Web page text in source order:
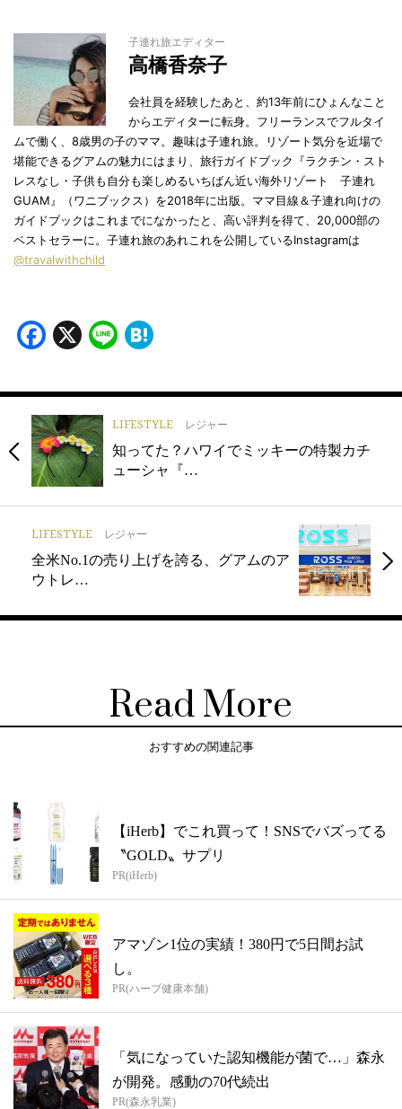
子連れ旅エディター
高橋香奈子
会社員を経験したあと、約13年前にひょんなこと
からエディターに転身。フリーランスでフルタイ
ムで働く、8歳男の子のママ。趣味は子連れ旅。リゾート気分を近場で
堪能できるグアムの魅力にはまり、旅行ガイドブック『ラクチン・スト
レスなし・子供も自分も楽しめるいちばん近い海外リゾート 子連れ
GUAM』（ワニブックス）を2018年に出版。ママ目線＆子連れ向けの
ガイドブックはこれまでになかったと、高い評判を得て、20,000部の
ベストセラーに。子連れ旅のあれこれを公開しているInstagramは
@travalwithchild
Facebook
X Line
LIFESTYLE レジャー
知ってた？ハワイでミッキーの特製カチ
ューシャ『…
LIFESTYLE レジャー
全米No.1の売り上げを誇る、グアムのア
ウトレ…
Read More
おすすめの関連記事
【iHerb】でこれ買って！SNSでバズってる
〝GOLD〟サプリ
PR(iHerb)
アマゾン1位の実績！380円で5日間お試
し。
PR(ハーブ健康本舗)
「気になっていた認知機能が菌で…」森永
が開発。感動の70代続出
PR(森永乳業)